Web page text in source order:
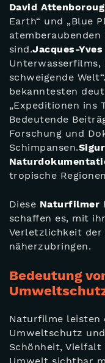
David
Earth“ und „Blue
sind.Jacques-
schweigende Welt“.
bekanntesten
„Expeditionen ins
Bedeutende
Forschung und
Schimpansen.
tropische
Diese Naturfilmer
schaffen es, mit
Verletzlichkeit der
näherzubringen.
Bedeutung
Naturfilme leisten
Umweltschutz
Schönheit,
Umwelt sichtbar